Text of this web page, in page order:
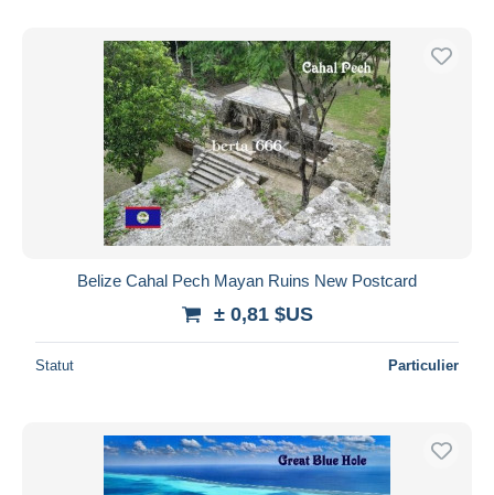
Belize Cahal Pech Mayan Ruins New Postcard
± 0,81 $US
Statut Particulier